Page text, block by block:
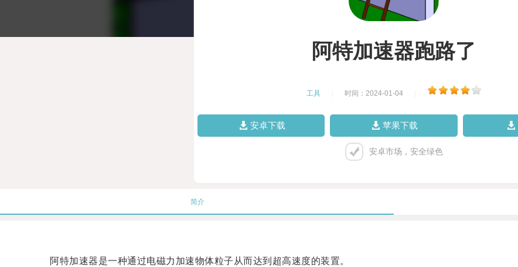
阿特加速器跑路了
工具 时间：2024-01-04
安卓下载 苹果下载
安卓市场，安全绿色
简介
阿特加速器是一种通过电磁力加速物体粒子从而达到超高速度的装置。